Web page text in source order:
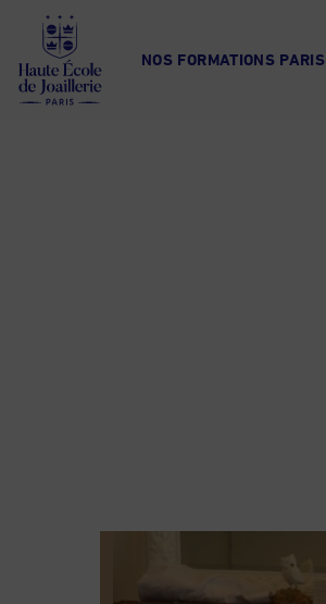
Haute
École
de
Joaillerie
NOS FORMATIONS PARIS